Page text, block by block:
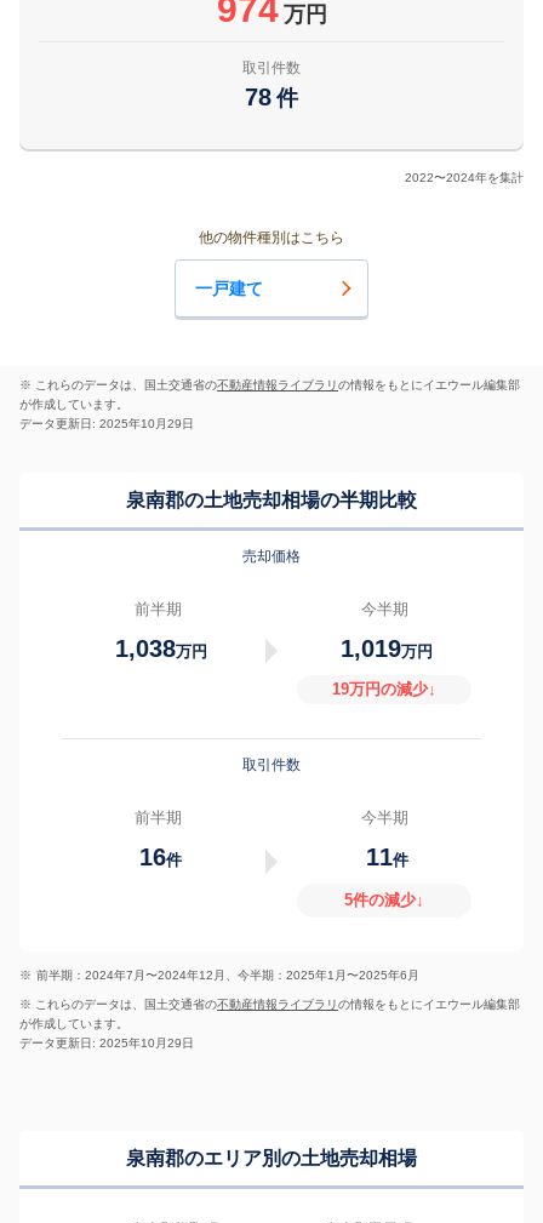
974 万円
取引件数
78 件
2022〜2024年を集計
他の物件種別はこちら
一戸建て
※ これらのデータは、国土交通省の不動産情報ライブラリの情報をもとにイエウール編集部
が作成しています。
データ更新日: 2025年10月29日
泉南郡の土地売却相場の半期比較
売却価格
前半期
1,038万円
今半期
1,019万円
19万円の減少↓
取引件数
前半期
16件
今半期
11件
5件の減少↓
※ 前半期：2024年7月〜2024年12月、今半期：2025年1月〜2025年6月
※ これらのデータは、国土交通省の不動産情報ライブラリの情報をもとにイエウール編集部
が作成しています。
データ更新日: 2025年10月29日
泉南郡のエリア別の土地売却相場